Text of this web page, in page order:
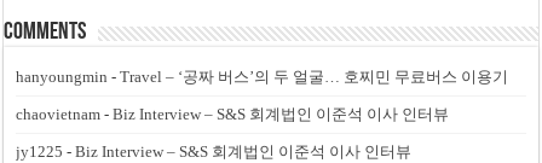
Comments
hanyoungmin -Travel – ‘공짜 버스’의 두 얼굴… 호찌민 무료버스 이용기
chaovietnam -Biz Interview – S&S 회계법인 이준석 이사 인터뷰
jy1225 -Biz Interview – S&S 회계법인 이준석 이사 인터뷰